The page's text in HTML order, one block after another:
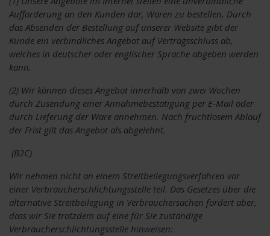
Aufforderung an den Kunden dar, Waren zu bestellen. Durch
das Absenden der Bestellung auf unserer Website gibt der
Kunde ein verbindliches Angebot auf Vertragsschluss ab,
welches in deutscher oder englischer Sprache abgeben werden
kann.
(2) Wir können dieses Angebot innerhalb von zwei Wochen
durch Zusendung einer Annahmebestätigung per E-Mail oder
durch Lieferung der Ware annehmen. Nach fruchtlosem Ablauf
der Frist gilt das Angebot als abgelehnt.
(B2C)
Wir nehmen nicht an einem Streitbeilegungsverfahren vor
einer Verbraucherschlichtungsstelle teil. Das Gesetzes über die
alternative Streitbeilegung in Verbrauchersachen fordert aber,
dass wir Sie trotzdem auf eine für Sie zuständige
Verbraucherschlichtungsstelle hinweisen: